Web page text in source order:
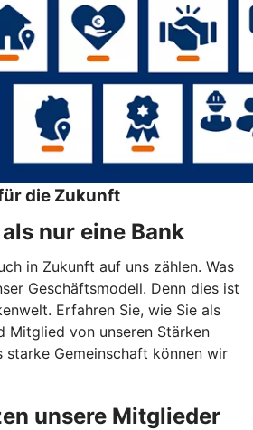
die Zukunft
nur eine Bank
in Zukunft auf uns zählen. Was
Geschäftsmodell. Denn dies ist
Erfahren Sie, wie Sie als
Mitglied von unseren Stärken
starke Gemeinschaft können wir
unsere Mitglieder